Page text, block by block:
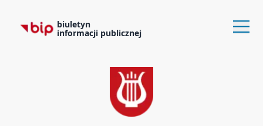
biuletyn
informacji publicznej